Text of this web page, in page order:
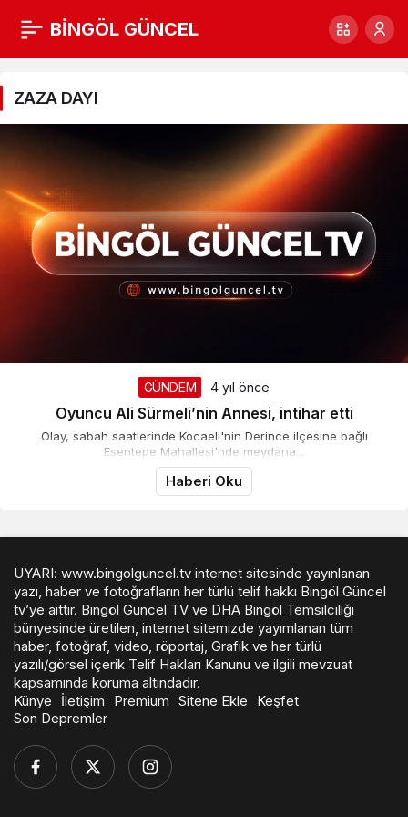
BİNGÖL GÜNCEL
ZAZA
DAYI
Haberleri
ZAZA DAYI
GÜNDEM 4 yıl önce
Oyuncu Ali Sürmeli’nin Annesi, intihar etti
Olay, sabah saatlerinde Kocaeli'nin Derince ilçesine bağlı
Esentepe Mahallesi'nde meydana...
Haberi Oku
UYARI: www.bingolguncel.tv internet sitesinde yayınlanan
yazı, haber ve fotoğrafların her türlü telif hakkı Bingöl Güncel
tv’ye aittir. Bingöl Güncel TV ve DHA Bingöl Temsilciliği
bünyesinde üretilen, internet sitemizde yayımlanan tüm
haber, fotoğraf, video, röportaj, Grafik ve her türlü
yazılı/görsel içerik Telif Hakları Kanunu ve ilgili mevzuat
kapsamında koruma altındadır.
Künye
İletişim Premium Sitene Ekle
Keşfet
Son Depremler